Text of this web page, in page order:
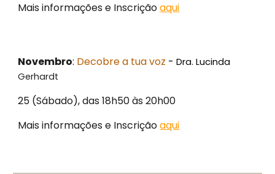
Mais informações e Inscriçãoaqui
Novembro: Decobre a tua voz -Dra. Lucinda
Gerhardt
25 (Sábado), das 18h50 às 20h00
Mais informações e Inscriçãoaqui